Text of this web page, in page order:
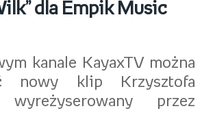
dla Empik Music
kanale KayaxTV można
nowy klip Krzysztofa
wyreżyserowany przez